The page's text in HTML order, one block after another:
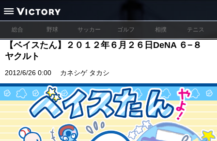
総合 野球 サッカー ゴルフ 相撲 テニス
【ベイスたん】２０１２年６月２６日DeNA ６−８
ヤクルト
2012/6/26 0:00 カネシゲ タカシ